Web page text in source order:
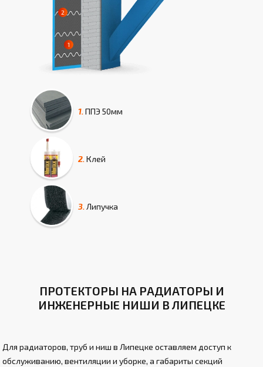
1. ППЭ 50мм
2. Клей
3. Липучка
ПРОТЕКТОРЫ НА РАДИАТОРЫ И
ИНЖЕНЕРНЫЕ НИШИ В ЛИПЕЦКЕ
Для радиаторов, труб и ниш в Липецке оставляем доступ к
обслуживанию, вентиляции и уборке, а габариты секций